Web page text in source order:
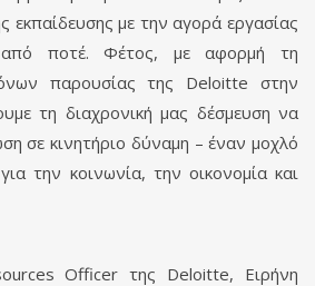
εκπαίδευσης με την αγορά εργασίας
από ποτέ. Φέτος, με αφορμή τη
παρουσίας της Deloitte στην
τη διαχρονική μας δέσμευση να
σε κινητήριο δύναμη – έναν μοχλό
την κοινωνία, την οικονομία και
Officer της Deloitte, Ειρήνη